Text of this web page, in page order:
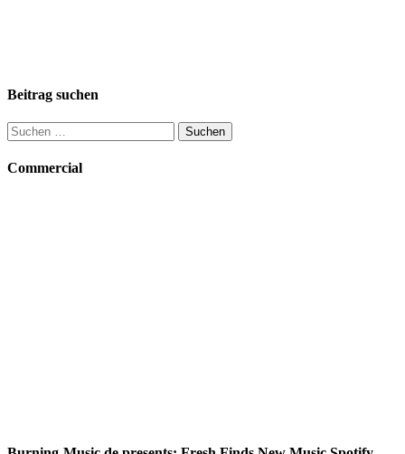
Beitrag suchen
Suchen
nach:
Commercial